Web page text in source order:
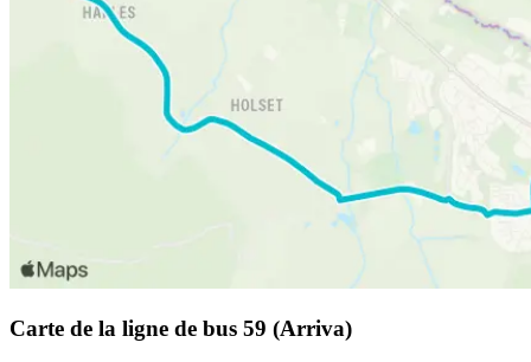
Carte de la ligne de bus 59 (Arriva)